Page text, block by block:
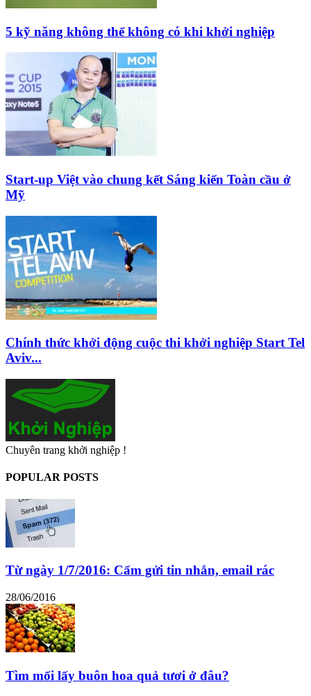
5 kỹ năng không thể không có khi khởi nghiệp
Start-up Việt vào chung kết Sáng kiến Toàn cầu ở
Mỹ
Chính thức khởi động cuộc thi khởi nghiệp Start Tel
Aviv...
Chuyên trang khởi nghiệp !
POPULAR POSTS
Từ ngày 1/7/2016: Cấm gửi tin nhắn, email rác
28/06/2016
Tìm mối lấy buôn hoa quả tươi ở đâu?